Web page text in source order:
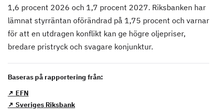
1,6 procent 2026 och 1,7 procent 2027. Riksbanken har
lämnat styrräntan oförändrad på 1,75 procent och varnar
för att en utdragen konflikt kan ge högre oljepriser,
bredare pristryck och svagare konjunktur.
Baseras på rapportering från:
↗ EFN
↗ Sveriges Riksbank